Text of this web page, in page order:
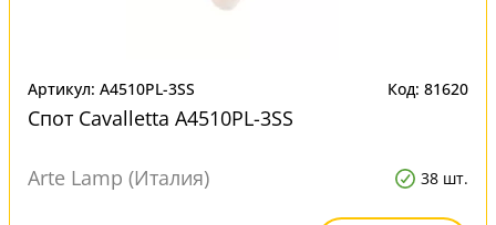
Артикул: A4510PL-3SS Код: 81620
Спот Cavalletta A4510PL-3SS
Arte Lamp (Италия) 38 шт.